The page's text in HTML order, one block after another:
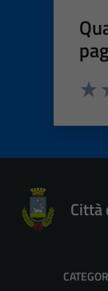
Città